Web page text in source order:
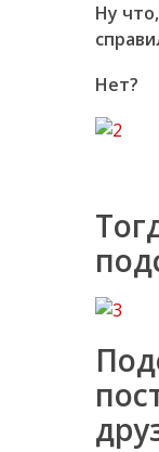
Ну
Нет?